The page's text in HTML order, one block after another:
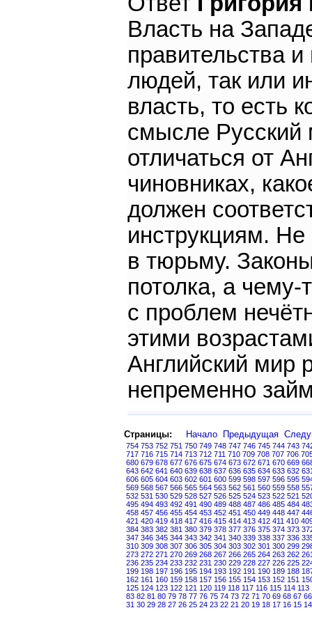
Власть на
правительства
людей, так или
власть, то есть
смысле Русский
отличаться от
чиновниках,
должен
инструкциям. Не
в тюрьму.
потолка, а
с проблем
этими
Английский мир
непременно
Страницы: Начало Предыдущая
754 753 752 751 750 749 748 747 746 745 744 743
717 716 715 714 713 712 711 710 709 708 707 706
680 679 678 677 676 675 674 673 672 671 670 669
643 642 641 640 639 638 637 636 635 634 633 632
606 605 604 603 602 601 600 599 598 597 596 595
569 568 567 566 565 564 563 562 561 560 559 558
532 531 530 529 528 527 526 525 524 523 522 521
495 494 493 492 491 490 489 488 487 486 485 484
458 457 456 455 454 453 452 451 450 449 448 447
421 420 419 418 417 416 415 414 413 412 411 410
384 383 382 381 380 379 378 377 376 375 374 373
347 346 345 344 343 342 341 340 339 338 337 336
310 309 308 307 306 305 304 303 302 301 300 299
273 272 271 270 269 268 267 266 265 264 263 262
236 235 234 233 232 231 230 229 228 227 226 225
199 198 197 196 195 194 193 192 191 190 189 188
162 161 160 159 158 157 156 155 154 153 152 151
125 124 123 122 121 120 119 118 117 116 115 114 113
83 82 81 80 79 78 77 76 75 74 73 72 71 70 69 68 67 66
31 30 29 28 27 26 25 24 23 22 21 20 19 18 17 16 15 14